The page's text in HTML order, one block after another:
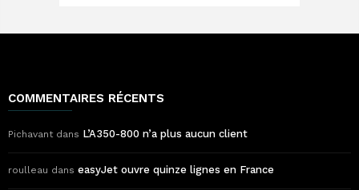
COMMENTAIRES RÉCENTS
Pichavant dans L’A350-800 n’a plus aucun client
roulleau dans easyJet ouvre quinze lignes en France